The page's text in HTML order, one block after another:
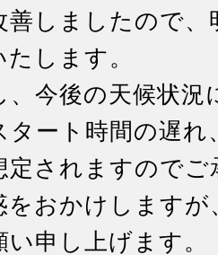
善しましたので、
します。
、今後の天候状
タート時間の遅
定されますので
をおかけします
い申し上げます。